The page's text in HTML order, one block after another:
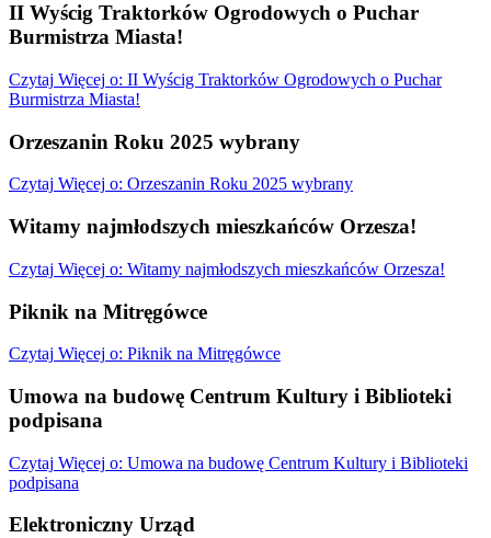
II Wyścig Traktorków Ogrodowych o Puchar
Burmistrza Miasta!
Czytaj Więcej o: II Wyścig Traktorków Ogrodowych o Puchar
Burmistrza Miasta!
Orzeszanin Roku 2025 wybrany
Czytaj Więcej o: Orzeszanin Roku 2025 wybrany
Witamy najmłodszych mieszkańców Orzesza!
Czytaj Więcej o: Witamy najmłodszych mieszkańców Orzesza!
Piknik na Mitręgówce
Czytaj Więcej o: Piknik na Mitręgówce
Umowa na budowę Centrum Kultury i Biblioteki
podpisana
Czytaj Więcej o: Umowa na budowę Centrum Kultury i Biblioteki
podpisana
Elektroniczny Urząd